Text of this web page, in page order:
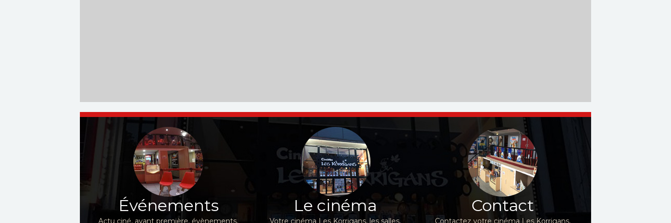
Événements
Actu ciné, avant première, évènements,
Le cinéma
Votre cinéma Les Korrigans, les salles,
Contact
Contactez votre cinéma Les Korrigans,